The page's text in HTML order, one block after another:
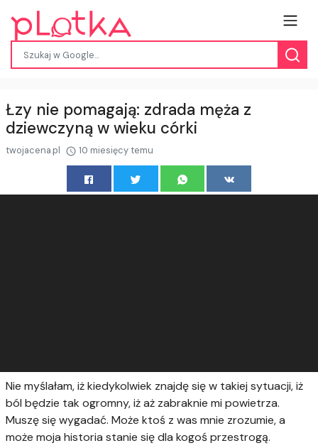
Łzy nie pomagają: zdrada męża z
dziewczyną w wieku córki
twojacena.pl 10 miesięcy temu
Nie myślałam, iż kiedykolwiek znajdę się w takiej sytuacji, iż
ból będzie tak ogromny, iż aż zabraknie mi powietrza.
Muszę się wygadać. Może ktoś z was mnie zrozumie, a
może moja historia stanie się dla kogoś przestrogą.